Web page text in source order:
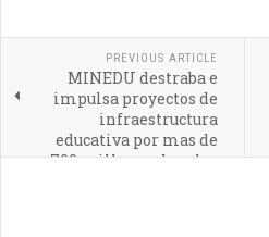
PREVIOUS ARTICLE
MINEDU destraba e
impulsa proyectos de
infraestructura
educativa por mas de
700 millones de soles